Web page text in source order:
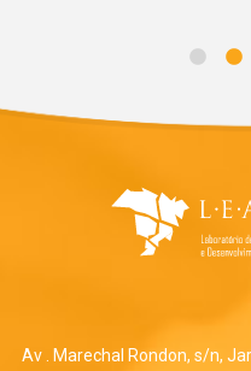
Av . Marechal Rondon, s/n,